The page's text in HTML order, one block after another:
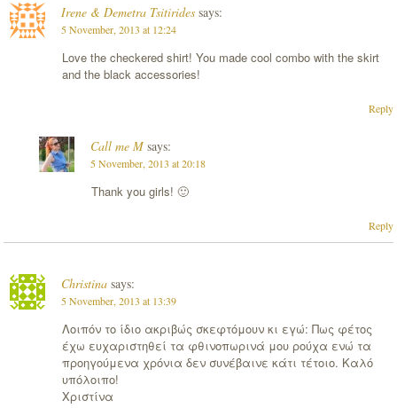
Irene & Demetra Tsitirides says:
5 November, 2013 at 12:24
Love the checkered shirt! You made cool combo with the skirt
and the black accessories!
Reply
Call me M says:
5 November, 2013 at 20:18
Thank you girls! 🙂
Reply
Christina says:
5 November, 2013 at 13:39
Λοιπόν το ίδιο ακριβώς σκεφτόμουν κι εγώ: Πως φέτος
έχω ευχαριστηθεί τα φθινοπωρινά μου ρούχα ενώ τα
προηγούμενα χρόνια δεν συνέβαινε κάτι τέτοιο. Καλό
υπόλοιπο!
Χριστίνα